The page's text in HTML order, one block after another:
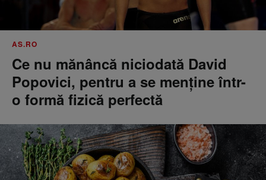
AS.RO
Ce nu mănâncă niciodată David
Popovici, pentru a se menţine într-
o formă fizică perfectă